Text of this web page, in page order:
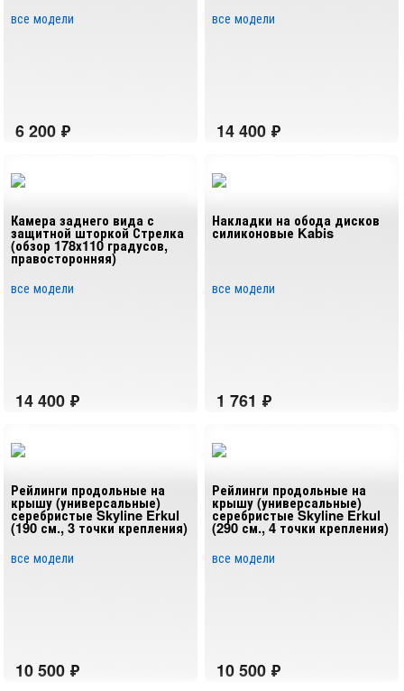
все модели все модели
Камера заднего вида с
защитной шторкой Стрелка
(обзор 178х110 градусов,
правосторонняя)
все модели
Накладки на обода дисков
силиконовые Kabis
все модели
Рейлинги продольные на
крышу (универсальные)
серебристые Skyline Erkul
(190 см., 3 точки крепления)
все модели
Рейлинги продольные на
крышу (универсальные)
серебристые Skyline Erkul
(290 см., 4 точки крепления)
все модели